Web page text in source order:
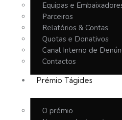
Equipas e
Parceiros
Relatórios & Contas
Quotas e Donativos
Canal Interno de
Contactos
Prémio Tágides
O prémio